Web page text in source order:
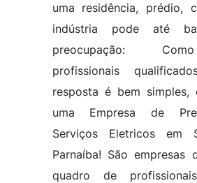
uma residência, prédio,
indústria pode até
preocupação:
profissionais
resposta é bem simples,
uma Empresa de
Serviços Eletricos em
Parnaíba! São empresas
quadro de